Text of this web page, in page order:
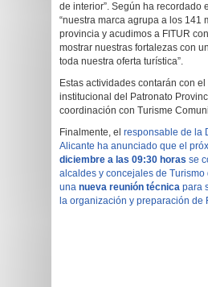
de interior”. Según ha recordado
“nuestra marca agrupa a los 141
provincia y acudimos a FITUR
mostrar nuestras fortalezas con
toda nuestra oferta turística”.
Estas actividades contarán con
institucional del Patronato
coordinación con Turisme
Finalmente, el responsable de la
Alicante ha anunciado que el
diciembre a las 09:30 horas se
alcaldes y concejales de
una nueva reunión técnica para
la organización y preparación de